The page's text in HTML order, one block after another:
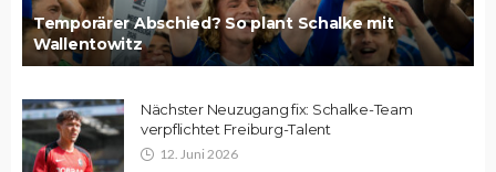
Temporärer Abschied? So plant Schalke mit
Wallentowitz
Nächster Neuzugang fix: Schalke-Team
verpflichtet Freiburg-Talent
12. Juni 2026